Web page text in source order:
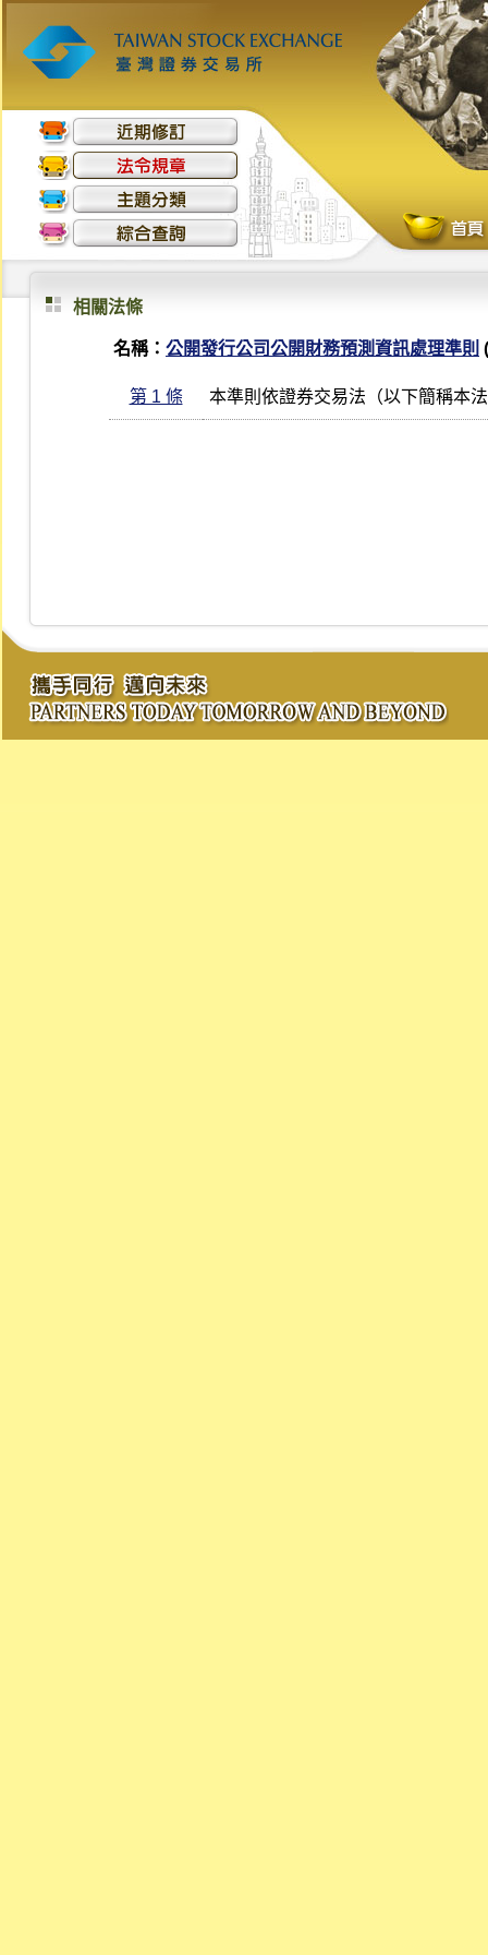
相關法條
名稱： 公開發行公司公開財務預測資訊處理準則
第 1 條 本準則依證券交易法（以下簡稱本